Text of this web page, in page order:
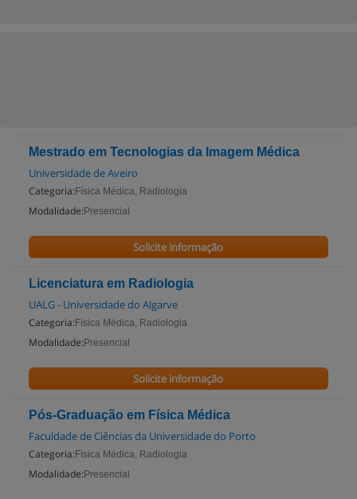
Mestrado em Tecnologias da Imagem Médica
Universidade de Aveiro
Categoria: Física Médica, Radiologia
Modalidade: Presencial
Solicite informação
Licenciatura em Radiologia
UALG - Universidade do Algarve
Categoria: Física Médica, Radiologia
Modalidade: Presencial
Solicite informação
Pós-Graduação em Física Médica
Faculdade de Ciências da Universidade do Porto
Categoria: Física Médica, Radiologia
Modalidade: Presencial